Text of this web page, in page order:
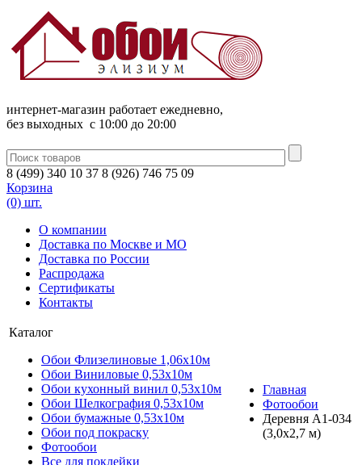
интернет-магазин работает ежедневно,
без выходных c 10:00 до 20:00
8 (499) 340 10 37 8 (926) 746 75 09
Корзина
(0) шт.
О компании
Доставка по Москве и МО
Доставка по России
Распродажа
Сертификаты
Контакты
Каталог
Обои Флизелиновые 1,06х10м
Обои Виниловые 0,53х10м
Обои кухонный винил 0,53х10м
Обои Шелкография 0,53x10м
Обои бумажные 0,53х10м
Обои под покраску
Фотообои
Все для поклейки
Главная
Фотообои
Деревня А1-034
(3,0х2,7 м)